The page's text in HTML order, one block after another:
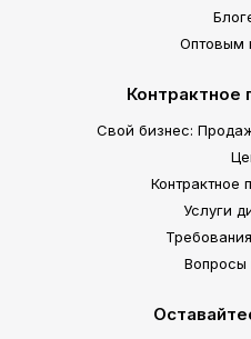
Оптовым
Контрактное
Свой бизнес:
Контрактное
Услуги
Вопросы